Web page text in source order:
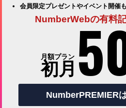
会員限定プレゼントやイベント開催も
NumberWebの有料
月額プラン
初月
NumberPREMIER